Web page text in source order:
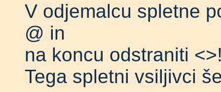
V odjemalcu spletne
@ in
na koncu odstraniti
Tega spletni vsiljivci